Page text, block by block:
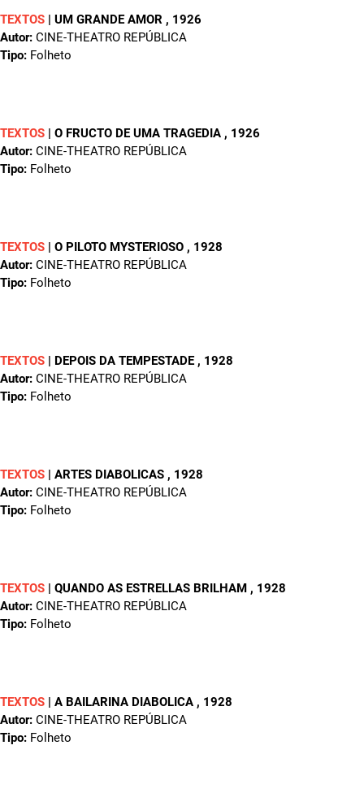
TEXTOS | UM GRANDE AMOR , 1926
Autor: CINE-THEATRO REPÚBLICA
Tipo: Folheto
TEXTOS | O FRUCTO DE UMA TRAGEDIA , 1926
Autor: CINE-THEATRO REPÚBLICA
Tipo: Folheto
TEXTOS | O PILOTO MYSTERIOSO , 1928
Autor: CINE-THEATRO REPÚBLICA
Tipo: Folheto
TEXTOS | DEPOIS DA TEMPESTADE , 1928
Autor: CINE-THEATRO REPÚBLICA
Tipo: Folheto
TEXTOS | ARTES DIABOLICAS , 1928
Autor: CINE-THEATRO REPÚBLICA
Tipo: Folheto
TEXTOS | QUANDO AS ESTRELLAS BRILHAM , 1928
Autor: CINE-THEATRO REPÚBLICA
Tipo: Folheto
TEXTOS | A BAILARINA DIABOLICA , 1928
Autor: CINE-THEATRO REPÚBLICA
Tipo: Folheto